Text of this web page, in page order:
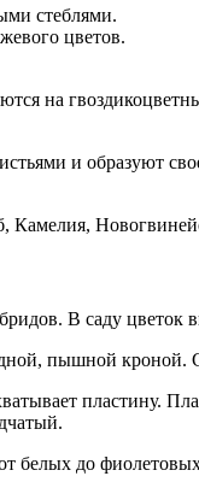
стеблями.
цветов.
на
и образуют
Камелия,
В саду цветок
пышной кроной.
пластину.
до